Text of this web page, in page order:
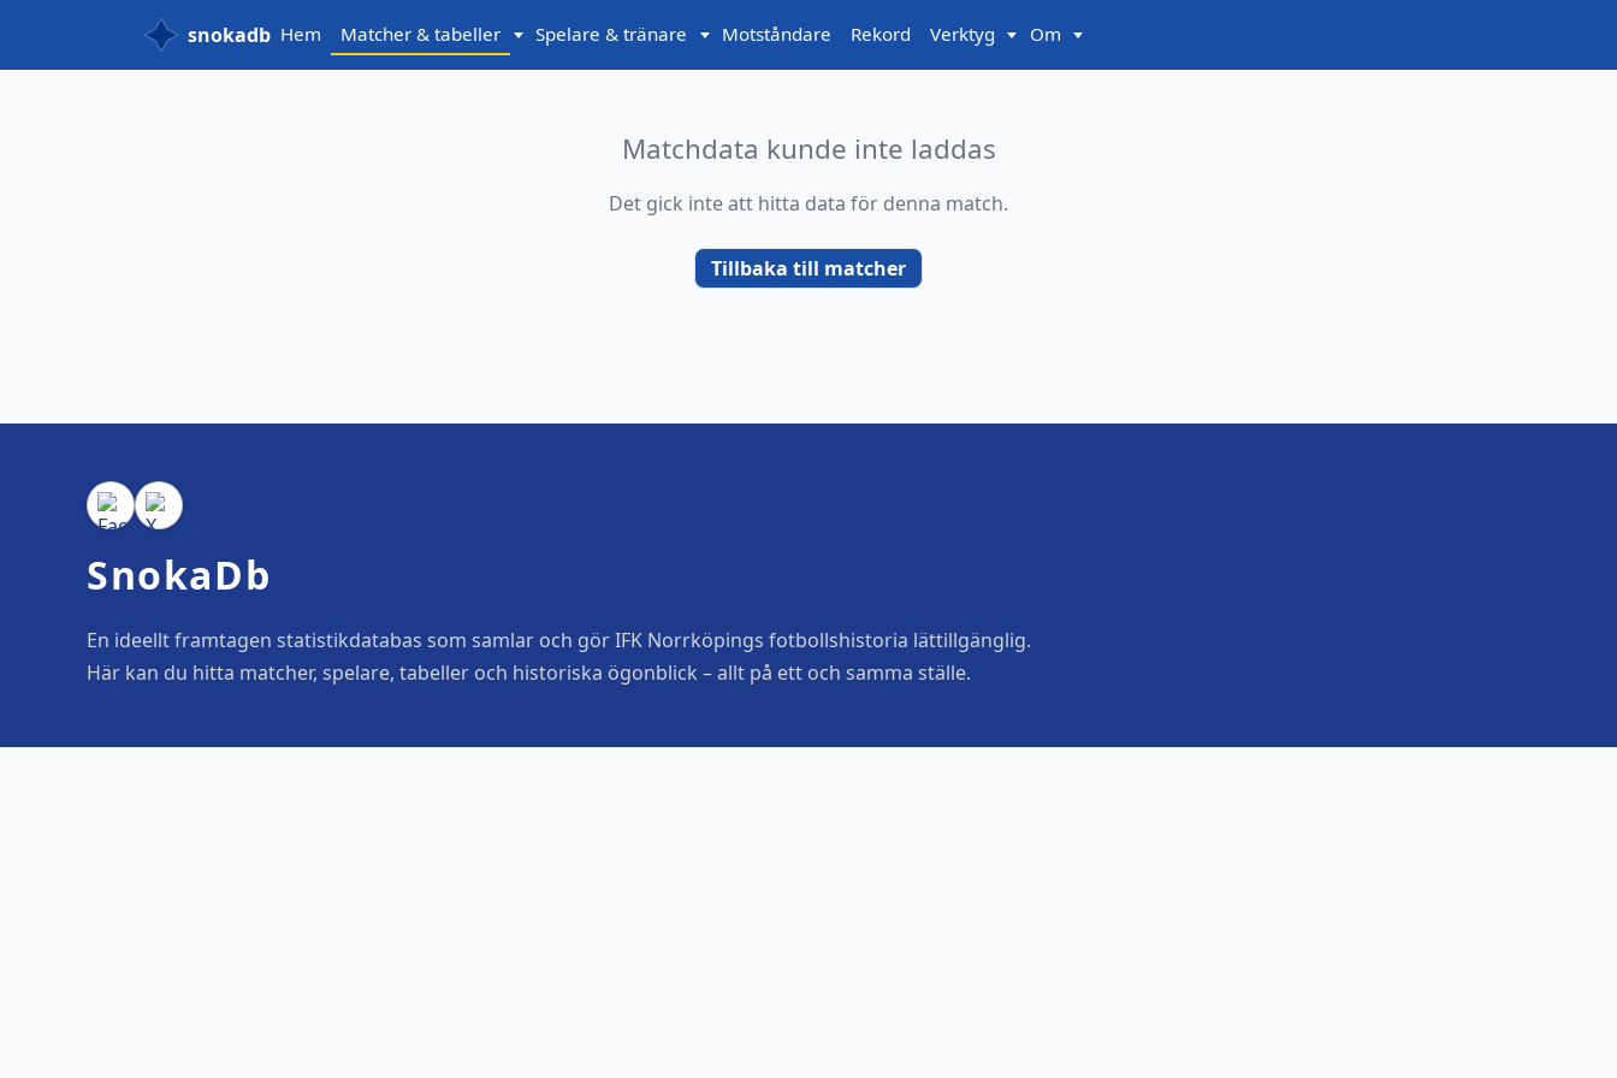
snokadb Hem Matcher & tabeller Spelare & tränare Motståndare Rekord Verktyg Om
Matchdata kunde inte laddas
Det gick inte att hitta data för denna match.
Tillbaka till matcher
SnokaDb
En ideellt framtagen statistikdatabas som samlar och gör IFK Norrköpings fotbollshistoria lättillgänglig.
Här kan du hitta matcher, spelare, tabeller och historiska ögonblick – allt på ett och samma ställe.